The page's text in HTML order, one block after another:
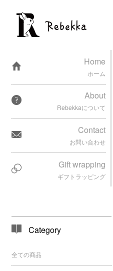
Home
ホーム
About
Rebekkaについて
Contact
お問い合わせ
Gift wrapping
ギフトラッピング
Category
全ての商品